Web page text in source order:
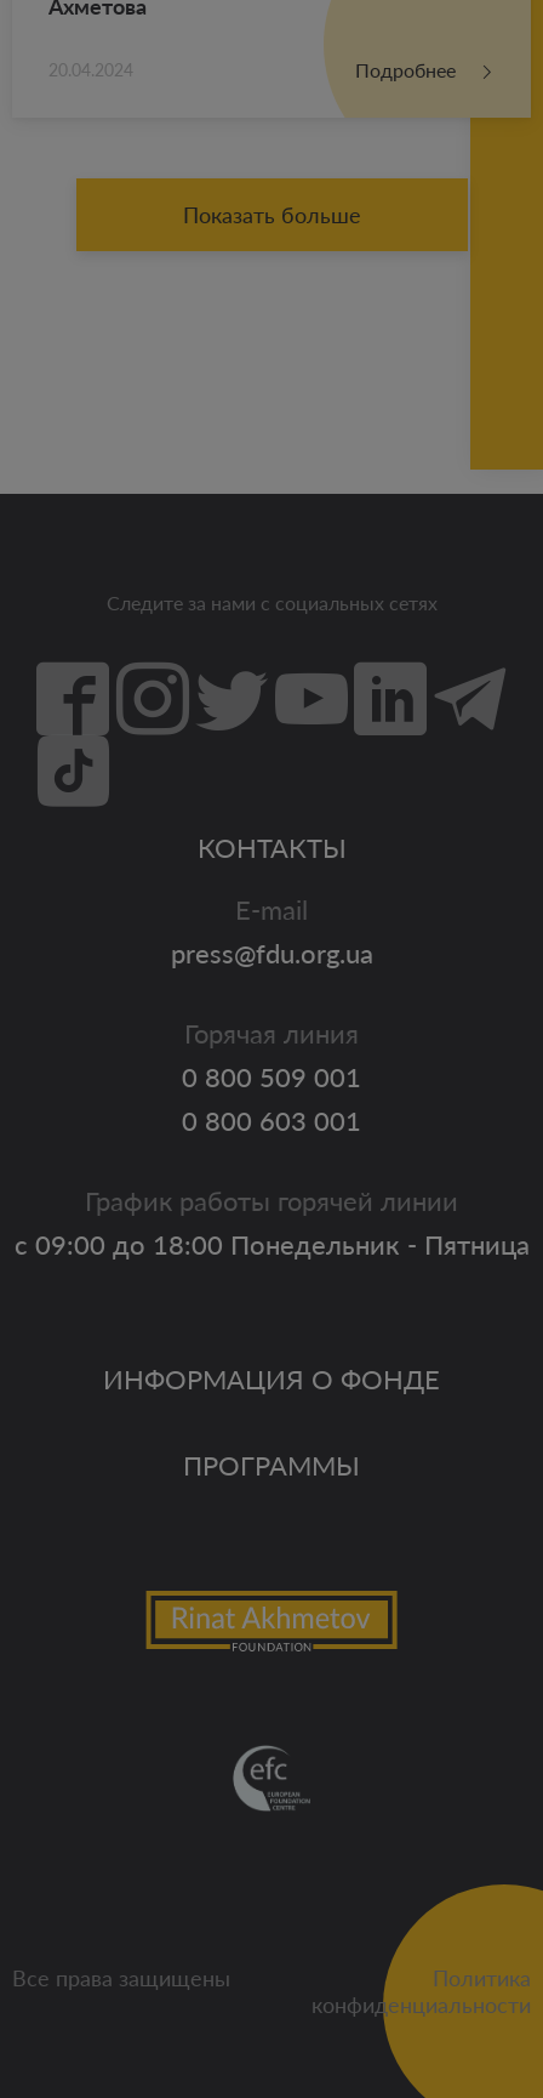
Ах­ме­то­ва
20.04.2024 Подробнее
Показать больше
Следите за нами с социальных сетях
ИНФОРМАЦИЯ О ФОНДЕ
ПРОГРАММЫ
КОНТАКТЫ
E-mail
press@fdu.org.ua
Горячая линия
0 800 509 001
0 800 603 001
График работы горячей линии
с 09:00 до 18:00 Понедельник - Пятница
Все права защищены
Политика
конфиденциальности